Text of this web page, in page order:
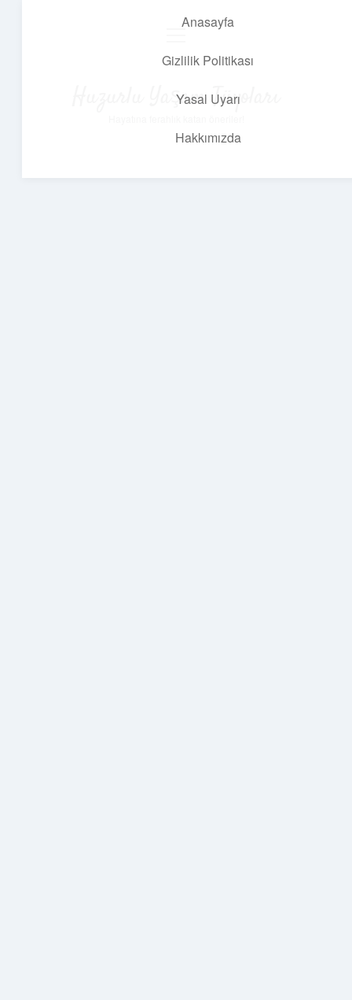
Anasayfa
Gizlilik Politikası
Yasal Uyarı
Hakkımızda
Huzurlu Yaşam Tüyoları